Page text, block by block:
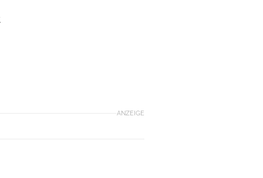
ANZEIGE